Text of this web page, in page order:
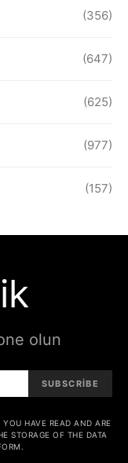
(356)
(647)
(625)
(977)
(157)
olun
SUBSCRIBE
HAVE READ AND ARE
STORAGE OF THE DATA